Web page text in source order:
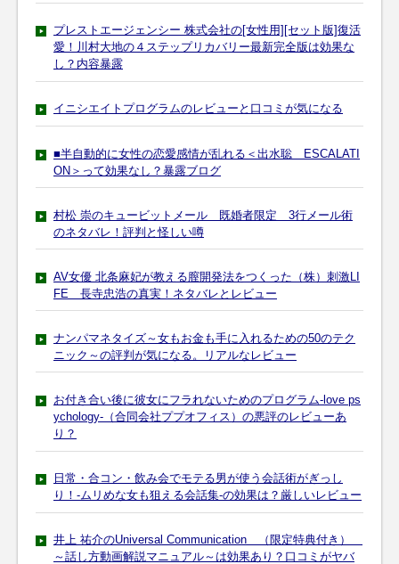
プレストエージェンシー 株式会社の[女性用][セット版]復活
愛！川村大地の４ステップリカバリー最新完全版は効果な
し？内容暴露
イニシエイトプログラムのレビューと口コミが気になる
■半自動的に女性の恋愛感情が乱れる＜出水聡 ESCALATI
ON＞って効果なし？暴露ブログ
村松 崇のキュービットメール 既婚者限定 3行メール術
のネタバレ！評判と怪しい噂
AV女優 北条麻妃が教える膣開発法をつくった（株）刺激LI
FE 長寺忠浩の真実！ネタバレとレビュー
ナンパマネタイズ～女もお金も手に入れるための50のテク
ニック～の評判が気になる。リアルなレビュー
お付き合い後に彼女にフラれないためのプログラム-love ps
ychology-（合同会社ププオフィス）の悪評のレビューあ
り？
日常・合コン・飲み会でモテる男が使う会話術がぎっし
り！-ムリめな女も狙える会話集-の効果は？厳しいレビュー
井上 祐介のUniversal Communication （限定特典付き）
～話し方動画解説マニュアル～は効果あり？口コミがヤバ